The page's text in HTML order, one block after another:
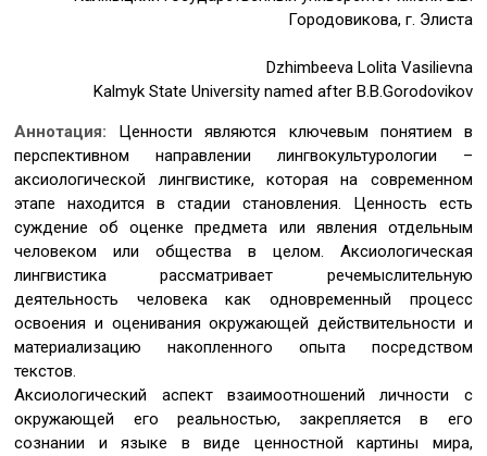
Городовикова, г. Элиста
Dzhimbeeva Lolita Vasilievna
Kalmyk State University named after B.B.Gorodovikov
Аннотация: Ценности являются ключевым понятием в
перспективном направлении лингвокультурологии –
аксиологической лингвистике, которая на современном
этапе находится в стадии становления. Ценность есть
суждение об оценке предмета или явления отдельным
человеком или общества в целом. Аксиологическая
лингвистика рассматривает речемыслительную
деятельность человека как одновременный процесс
освоения и оценивания окружающей действительности и
материализацию накопленного опыта посредством
текстов.
Аксиологический аспект взаимоотношений личности с
окружающей его реальностью, закрепляется в его
сознании и языке в виде ценностной картины мира,